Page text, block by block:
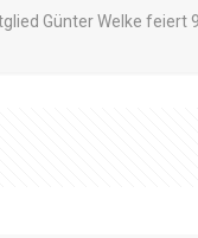
Günter Welke feiert